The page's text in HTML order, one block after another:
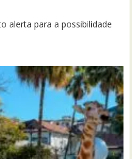
alerta para a possibilidade